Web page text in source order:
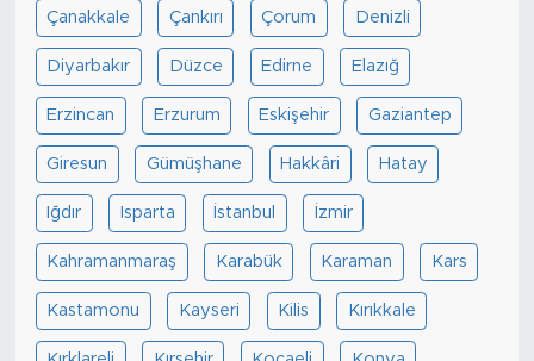
Çanakkale Çankırı Çorum Denizli
Diyarbakır Düzce Edirne Elazığ
Erzincan Erzurum Eskişehir Gaziantep
Giresun Gümüşhane Hakkâri Hatay
Iğdır Isparta İstanbul İzmir
Kahramanmaraş Karabük Karaman Kars
Kastamonu Kayseri Kilis Kırıkkale